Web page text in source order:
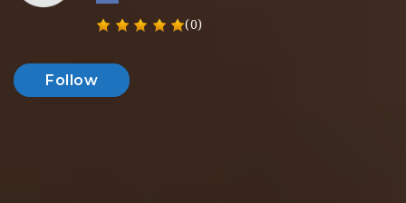
(0)
Follow